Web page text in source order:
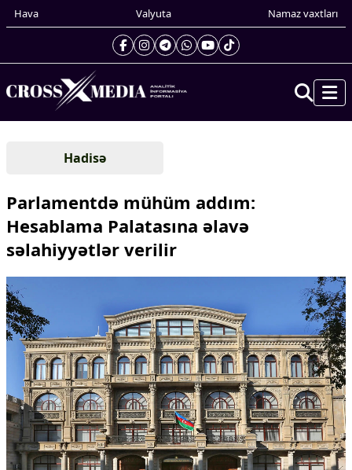
Hava Valyuta Namaz vaxtları
Gündəm
Xarici xəbərlər
Cənubi Qafqaz
Türk Dünyası
Yaxın Şərq
Avropa
Asiya
Afrika
Çarpaz baxış
Təhlil
Siyasi
Geosiyasi
İqtisadi
Sosioloji
Hadisə
Parlamentdə mühüm addım:
Hesablama Palatasına əlavə
səlahiyyətlər verilir